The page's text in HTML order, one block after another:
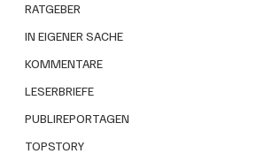
RATGEBER
IN EIGENER SACHE
KOMMENTARE
LESERBRIEFE
PUBLIREPORTAGEN
TOPSTORY